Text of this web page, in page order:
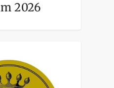
2026